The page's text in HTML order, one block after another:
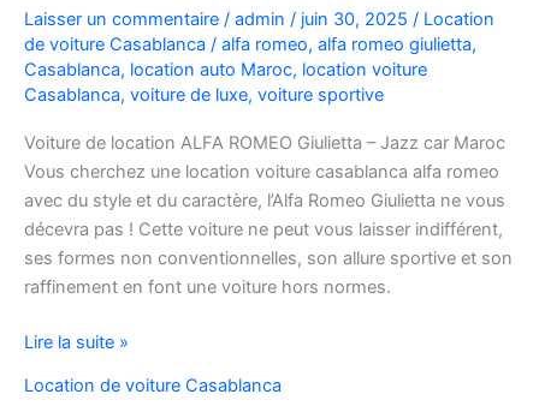
Laisser un commentaire / admin / juin 30, 2025 / Location
de voiture Casablanca / alfa romeo, alfa romeo giulietta,
Casablanca, location auto Maroc, location voiture
Casablanca, voiture de luxe, voiture sportive
Voiture de location ALFA ROMEO Giulietta – Jazz car Maroc
Vous cherchez une location voiture casablanca alfa romeo
avec du style et du caractère, l’Alfa Romeo Giulietta ne vous
décevra pas ! Cette voiture ne peut vous laisser indifférent,
ses formes non conventionnelles, son allure sportive et son
raffinement en font une voiture hors normes.
location
casablanca
Lire la suite »
Location de voiture Casablanca